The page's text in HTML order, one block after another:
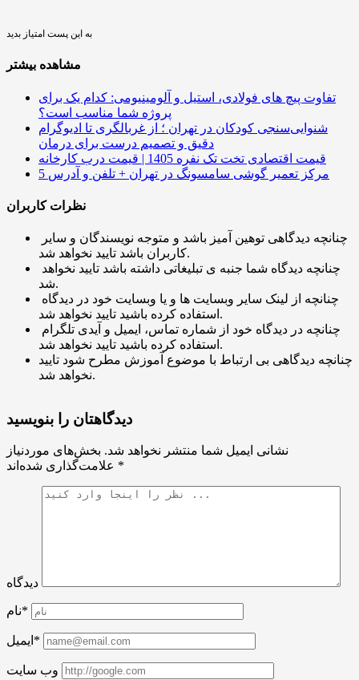
به این پست امتیاز بدید
مشاهده بیشتر
تفاوت پیچ ‌های فولادی، استیل و آلومینیومی: کدام یک برای
پروژه شما مناسب است؟
شنوایی‌سنجی کودکان در تهران ؛ از غربالگری تا ادیوگرام
دقیق و تصمیم درست برای درمان
قیمت اقتصادی تخت تک نفره 1405 | قیمت درب کارخانه
5 مرکز تعمیر گوشی سامسونگ در تهران + تلفن و آدرس
نظرات کاربران
کاربران باشد تایید نخواهد شد.
شد.
استفاده کرده باشید تایید نخواهد شد.
استفاده کرده باشید تایید نخواهد شد.
چنانچه دیدگاهی بی ارتباط با موضوع آموزش مطرح شود تایید
نخواهد شد.
دیدگاهتان را بنویسید
نشانی ایمیل شما منتشر نخواهد شد. بخش‌های موردنیاز
*
دیدگاه
نام*
ایمیل*
وب سایت